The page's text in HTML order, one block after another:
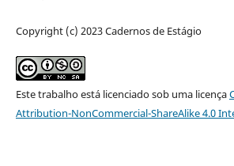
Copyright (c) 2023 Cadernos de Estágio
Este trabalho está licenciado sob uma licença
Attribution-NonCommercial-ShareAlike 4.0